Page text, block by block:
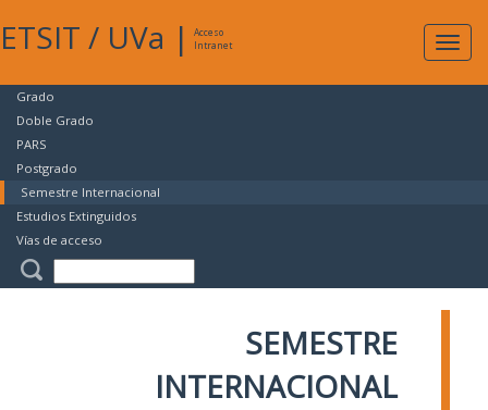
ETSIT / UVa |
Acceso
Intranet
Grado
Doble Grado
PARS
Postgrado
Semestre Internacional
Estudios Extinguidos
Vías de acceso
SEMESTRE
INTERNACIONAL